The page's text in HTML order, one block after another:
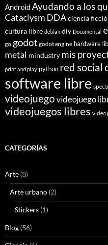
AndroidAyudando a los
Cataclysm DDAciencia
cultura libre debian diy Documental
go godot godot engine hardware
metal mindustry mis
print and play python red social
software libre
videojuegovideojuego
videojuegos libres
CATEGORÍAS
Arte (8)
Arte urbano (2)
Stickers (1)
Blog (56)